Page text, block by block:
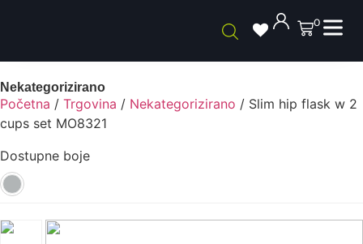
0
Nekategorizirano
Početna / Trgovina / Nekategorizirano / Slim hip flask w 2
cups set MO8321
Dostupne boje